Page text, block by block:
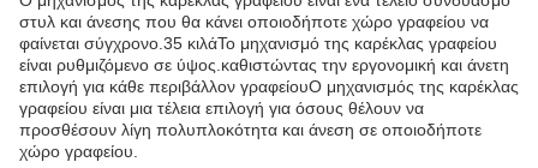
στυλ και άνεσης που θα κάνει οποιοδήποτε χώρο γραφείου να
φαίνεται σύγχρονο.35 κιλάΤο μηχανισμό της καρέκλας γραφείου
είναι ρυθμιζόμενο σε ύψος.καθιστώντας την εργονομική και άνετη
επιλογή για κάθε περιβάλλον γραφείουΟ μηχανισμός της καρέκλας
γραφείου είναι μια τέλεια επιλογή για όσους θέλουν να
προσθέσουν λίγη πολυπλοκότητα και άνεση σε οποιοδήποτε
χώρο γραφείου.